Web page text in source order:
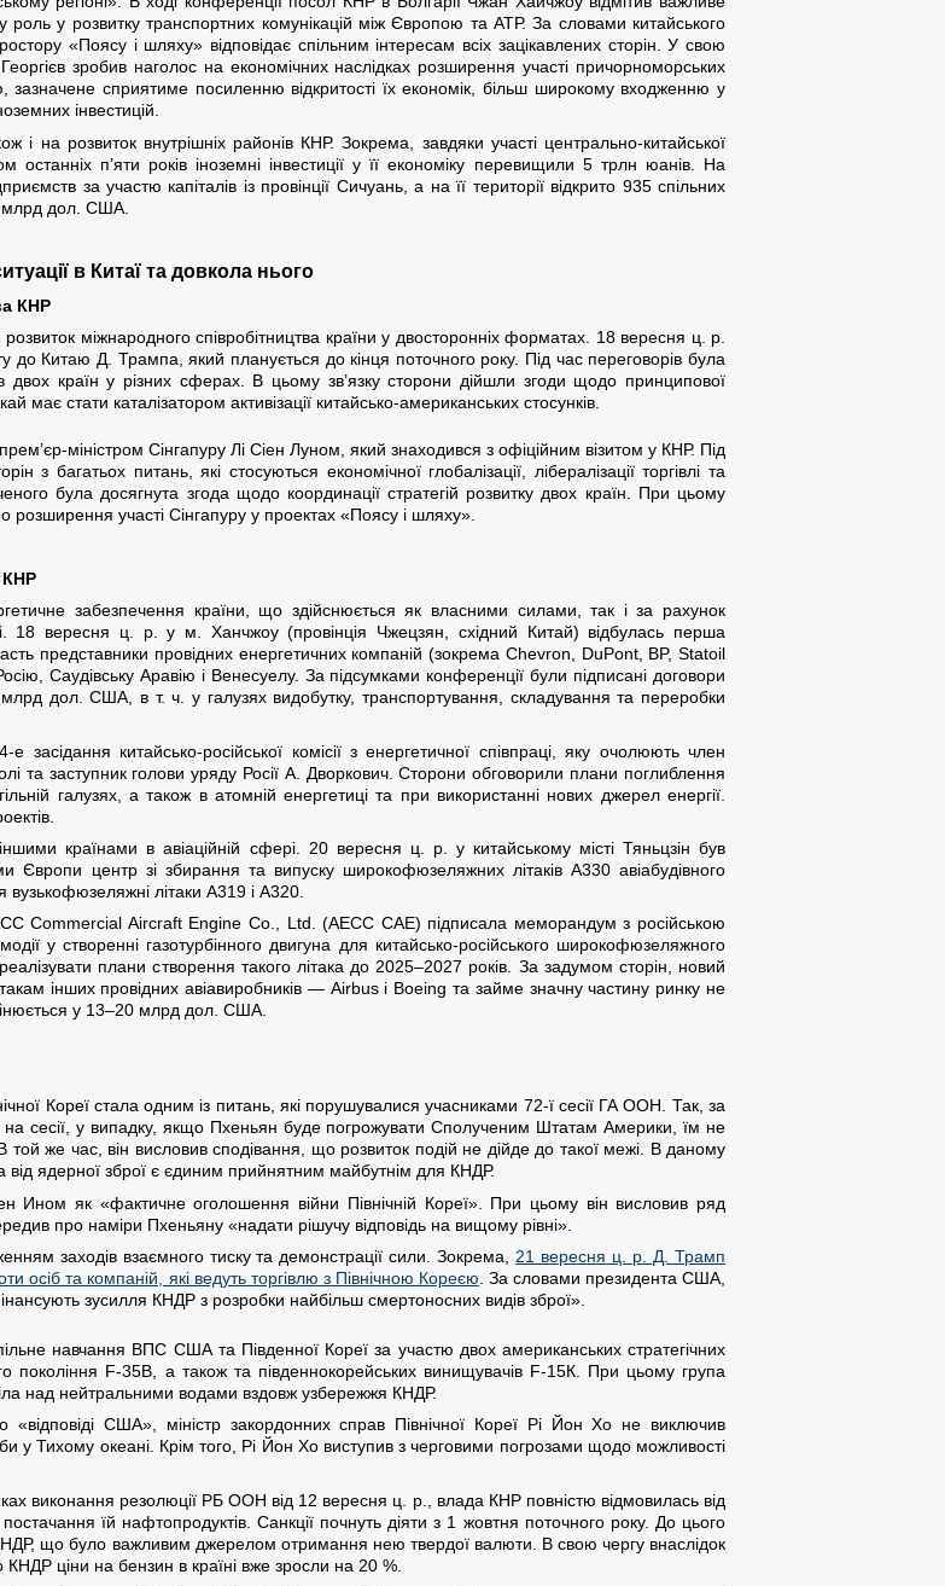
роль у розвитку транспортних комунікацій між Європою та АТР. За словами китайського
«Поясу і шляху» відповідає спільним інтересам всіх зацікавлених сторін. У свою
зробив наголос на економічних наслідках розширення участі причорноморських
зазначене сприятиме посиленню відкритості їх економік, більш широкому входженню у
інвестицій.
на розвиток внутрішніх районів КНР. Зокрема, завдяки участі центрально-китайської
п’яти років іноземні інвестиції у її економіку перевищили 5 трлн юанів. На
за участю капіталів із провінції Сичуань, а на її території відкрито 935 спільних
млрд дол. США.
в Китаї та довкола нього
КНР
міжнародного співробітництва країни у двосторонніх форматах. 18 вересня ц. р.
Китаю Д. Трампа, який планується до кінця поточного року. Під час переговорів була
двох країн у різних сферах. В цьому зв’язку сторони дійшли згоди щодо принципової
стати каталізатором активізації китайсько-американських стосунків.
міністром Сінгапуру Лі Сіен Луном, який знаходився з офіційним візитом у КНР. Під
з багатьох питань, які стосуються економічної глобалізації, лібералізації торгівлі та
була досягнута згода щодо координації стратегій розвитку двох країн. При цьому
розширення участі Сінгапуру у проектах «Поясу і шляху».
КНР
забезпечення країни, що здійснюється як власними силами, так і за рахунок
18 вересня ц. р. у м. Ханчжоу (провінція Чжецзян, східний Китай) відбулась перша
представники провідних енергетичних компаній (зокрема Chevron, DuPont, BP, Statoil
Саудівську Аравію і Венесуелу. За підсумками конференції були підписані договори
дол. США, в т. ч. у галузях видобутку, транспортування, складування та переробки
китайсько-російської комісії з енергетичної співпраці, яку очолюють член
заступник голови уряду Росії А. Дворкович. Сторони обговорили плани поглиблення
галузях, а також в атомній енергетиці та при використанні нових джерел енергії.
країнами в авіаційній сфері. 20 вересня ц. р. у китайському місті Тяньцзін був
центр зі збирання та випуску широкофюзеляжних літаків А330 авіабудівного
літаки А319 і А320.
Commercial Aircraft Engine Co., Ltd. (AECC CAE) підписала меморандум з російською
у створенні газотурбінного двигуна для китайсько-російського широкофюзеляжного
плани створення такого літака до 2025–2027 років. За задумом сторін, новий
інших провідних авіавиробників — Airbus і Boeing та займе значну частину ринку не
у 13–20 млрд дол. США.
Кореї стала одним із питань, які порушувалися учасниками 72-ї сесії ГА ООН. Так, за
сесії, у випадку, якщо Пхеньян буде погрожувати Сполученим Штатам Америки, їм не
же час, він висловив сподівання, що розвиток подій не дійде до такої межі. В даному
ядерної зброї є єдиним прийнятним майбутнім для КНДР.
як «фактичне оголошення війни Північній Кореї». При цьому він висловив ряд
про наміри Пхеньяну «надати рішучу відповідь на вищому рівні».
заходів взаємного тиску та демонстрації сили. Зокрема,21 вересня ц. р. Д. Трамп
осіб та компаній, які ведуть торгівлю з Північною Кореєю. За словами президента США,
зусилля КНДР з розробки найбільш смертоносних видів зброї».
навчання ВПС США та Південної Кореї за участю двох американських стратегічних
покоління F-35В, а також та південнокорейських винищувачів F-15К. При цьому група
над нейтральними водами вздовж узбережжя КНДР.
США», міністр закордонних справ Північної Кореї Рі Йон Хо не виключив
у Тихому океані. Крім того, Рі Йон Хо виступив з черговими погрозами щодо можливості
виконання резолюції РБ ООН від 12 вересня ц. р., влада КНР повністю відмовилась від
їй нафтопродуктів. Санкції почнуть діяти з 1 жовтня поточного року. До цього
що було важливим джерелом отримання нею твердої валюти. В свою чергу внаслідок
ціни на бензин в країні вже зросли на 20 %.